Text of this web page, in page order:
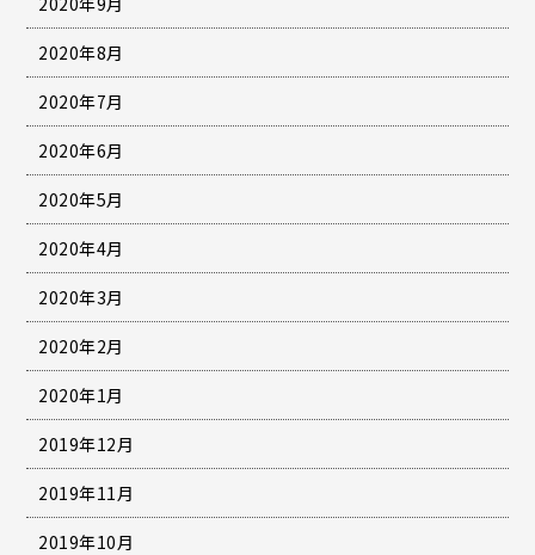
2020年8月
2020年7月
2020年6月
2020年5月
2020年4月
2020年3月
2020年2月
2020年1月
2019年12月
2019年11月
2019年10月